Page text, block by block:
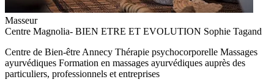
Masseur
Centre Magnolia- BIEN ETRE ET EVOLUTION Sophie Tagand
Centre de Bien-être Annecy Thérapie psychocorporelle Massages
ayurvédiques Formation en massages ayurvédiques auprès des
particuliers, professionnels et entreprises